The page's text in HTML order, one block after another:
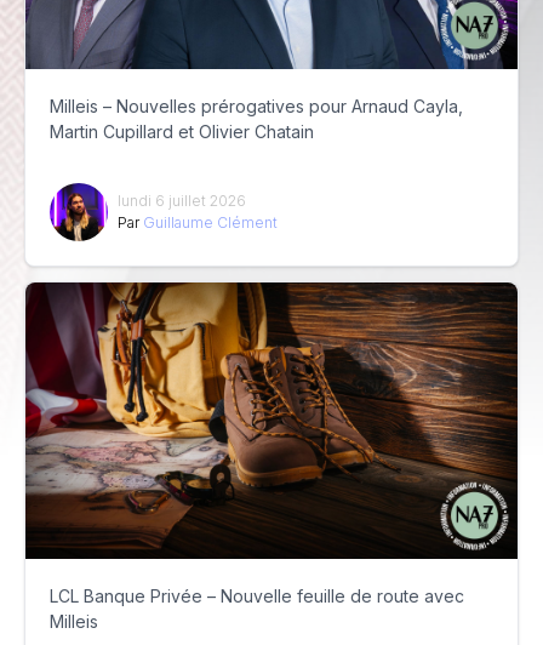
Milleis – Nouvelles prérogatives pour Arnaud Cayla,
Martin Cupillard et Olivier Chatain
lundi 6 juillet 2026
Par Guillaume Clément
LCL Banque Privée – Nouvelle feuille de route avec
Milleis